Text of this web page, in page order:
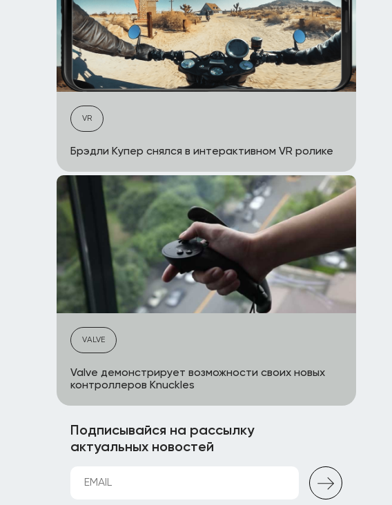
VR
Брэдли Купер снялся в интерактивном VR ролике
VALVE
Valve демонстрирует возможности своих новых
контроллеров Knuckles
Подписывайся на рассылку
актуальных новостей